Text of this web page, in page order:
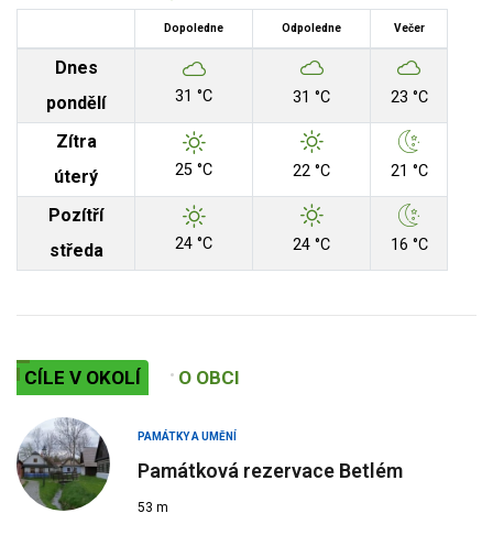
Dopoledne Odpoledne Večer
Dnes
pondělí
31 °C 31 °C 23 °C
Zítra
úterý
25 °C 22 °C 21 °C
Pozítří
středa
24 °C 24 °C 16 °C
CÍLE V OKOLÍ O OBCI
PAMÁTKY A UMĚNÍ
Památková rezervace Betlém
53 m